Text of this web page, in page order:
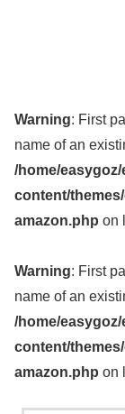
Warning: First
name of an
/home/
content/
amazon.php on
Warning: First
name of an
/home/
content/
amazon.php on